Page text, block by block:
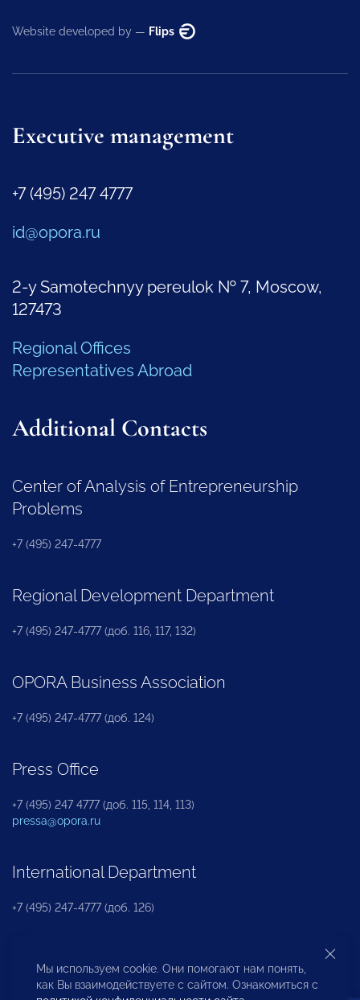
Website developed by — Flips
Executive management
+7 (495) 247 4777
id@opora.ru
2-y Samotechnyy pereulok № 7, Moscow,
127473
Regional Offices
Representatives Abroad
Additional Contacts
Center of Analysis of Entrepreneurship
Problems
+7 (495) 247-4777
Regional Development Department
+7 (495) 247-4777 (доб. 116, 117, 132)
OPORA Business Association
+7 (495) 247-4777 (доб. 124)
Press Office
+7 (495) 247 4777 (доб. 115, 114, 113)
pressa@opora.ru
International Department
+7 (495) 247-4777 (доб. 126)
Business and Investment Rights Protection
Department
Мы используем cookie. Они помогают нам понять,
как Вы взаимодействуете с сайтом. Ознакомиться с